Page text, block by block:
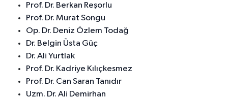
Prof. Dr. Berkan Reşorlu
Prof. Dr. Murat Songu
Op. Dr. Deniz Özlem Todağ
Dr. Belgin Üsta Güç
Dr. Ali Yurtlak
Prof. Dr. Kadriye Kılıçkesmez
Prof. Dr. Can Saran Tanıdır
Uzm. Dr. Ali Demirhan